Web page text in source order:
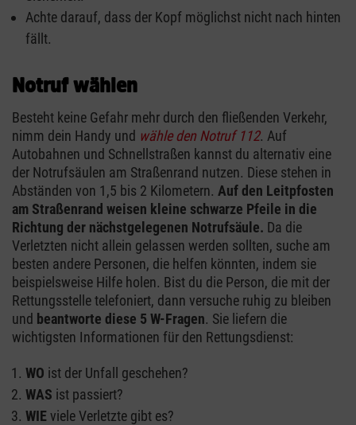
Achte darauf, dass der Kopf möglichst nicht nach hinten
fällt.
Notruf wählen
Besteht keine Gefahr mehr durch den fließenden Verkehr,
nimm dein Handy und wähle den Notruf 112. Auf
Autobahnen und Schnellstraßen kannst du alternativ eine
der Notrufsäulen am Straßenrand nutzen. Diese stehen in
Abständen von 1,5 bis 2 Kilometern. Auf den Leitpfosten
am Straßenrand weisen kleine schwarze Pfeile in die
Richtung der nächstgelegenen Notrufsäule. Da die
Verletzten nicht allein gelassen werden sollten, suche am
besten andere Personen, die helfen könnten, indem sie
beispielsweise Hilfe holen. Bist du die Person, die mit der
Rettungsstelle telefoniert, dann versuche ruhig zu bleiben
und beantworte diese 5 W-Fragen. Sie liefern die
wichtigsten Informationen für den Rettungsdienst:
WO ist der Unfall geschehen?
WAS ist passiert?
WIE viele Verletzte gibt es?